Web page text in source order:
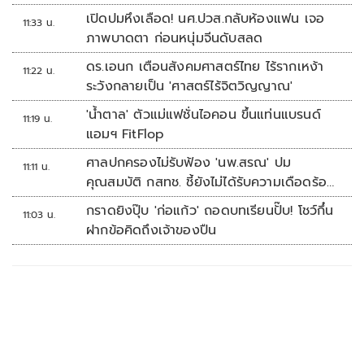
11:33 น.
เปิดปมหึงเลือด! นศ.ปวส.กลับห้องแฟน เจอ
ภาพบาดตา ก่อนหนุ่มจีนดับสลด
11:22 น.
ดร.เอนก เตือนสังคมศาสตร์ไทย ไร้รากเหง้า
ระวังกลายเป็น 'ศาสตร์ไร้จิตวิญญาณ'
11:19 น.
'น้ำตาล' ตัวแม่แฟชั่นไอคอน ขึ้นแท่นแบรนด์
แอมฯ FitFlop
11:11 น.
ศาลปกครองไม่รับฟ้อง 'นพ.สรณ' ปม
คุณสมบัติ กสทช. ชี้ยังไม่ได้รับความเดือดร้อน
เสียหาย
11:03 น.
กราดยิงปุ๊บ 'ก่อแก้ว' ถอดบทเรียนปั๊บ! โชว์กึ๋น
ฝากข้อคิดถึงเจ้าของปืน